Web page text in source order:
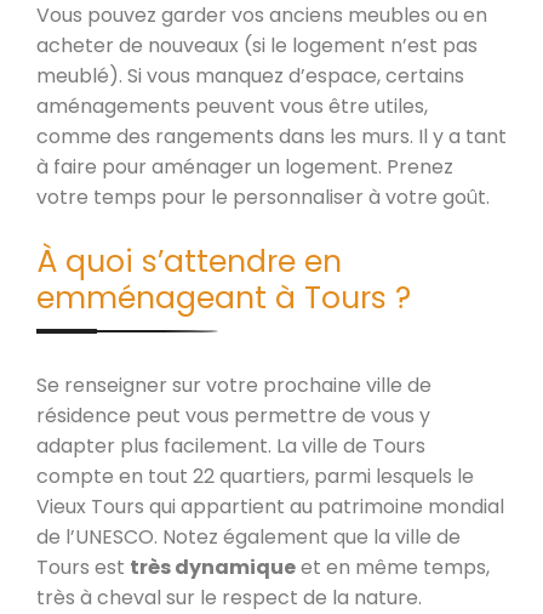
Vous pouvez garder vos anciens meubles ou en
acheter de nouveaux (si le logement n’est pas
meublé). Si vous manquez d’espace, certains
aménagements peuvent vous être utiles,
comme des rangements dans les murs. Il y a tant
à faire pour aménager un logement. Prenez
votre temps pour le personnaliser à votre goût.
À quoi s’attendre en
emménageant à Tours ?
Se renseigner sur votre prochaine ville de
résidence peut vous permettre de vous y
adapter plus facilement. La ville de Tours
compte en tout 22 quartiers, parmi lesquels le
Vieux Tours qui appartient au patrimoine mondial
de l’UNESCO. Notez également que la ville de
Tours est très dynamiqueet en même temps,
très à cheval sur le respect de la nature.